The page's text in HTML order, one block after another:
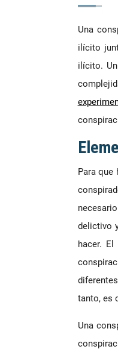
Una
ilícito
ilícito.
Para
delictivo
hacer.
tanto, es
Una